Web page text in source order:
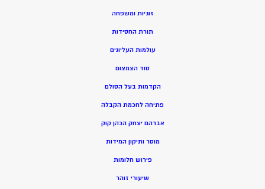
זוגיות ומשפחה
תורת החסידות
עולמות העליונים
סוד הצמצום
הקדמות בעל הסולם
פתיחה לחכמת הקבלה
אברהם יצחק הכהן קוק
מוסר ותיקון המידות
פירוש חלומות
שיעורי זוהר